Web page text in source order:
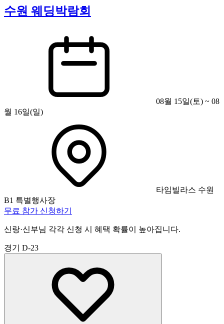
수원 웨딩박람회
08월 15일(토) ~ 08
월 16일(일)
타임빌라스 수원
B1 특별행사장
무료 참가 신청하기
신랑·신부님 각각 신청 시 혜택 확률이 높아집니다.
경기 D-23